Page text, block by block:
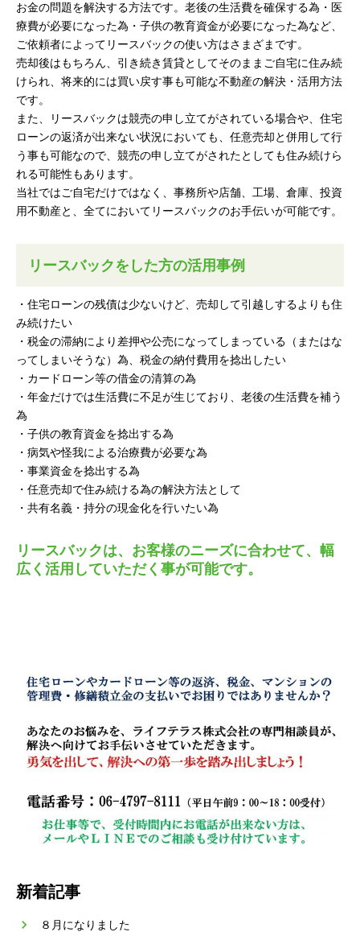
お金の問題を解決する方法です。老後の生活費を確保する為・医
療費が必要になった為・子供の教育資金が必要になった為など、
ご依頼者によってリースバックの使い方はさまざまです。
売却後はもちろん、引き続き賃貸としてそのままご自宅に住み続
けられ、将来的には買い戻す事も可能な不動産の解決・活用方法
です。
また、リースバックは競売の申し立てがされている場合や、住宅
ローンの返済が出来ない状況においても、任意売却と併用して行
う事も可能なので、競売の申し立てがされたとしても住み続けら
れる可能性もあります。
当社ではご自宅だけではなく、事務所や店舗、工場、倉庫、投資
用不動産と、全てにおいてリースバックのお手伝いが可能です。
リースバックをした方の活用事例
・住宅ローンの残債は少ないけど、売却して引越しするよりも住
み続けたい
・税金の滞納により差押や公売になってしまっている（またはな
ってしまいそうな）為、税金の納付費用を捻出したい
・カードローン等の借金の清算の為
・年金だけでは生活費に不足が生じており、老後の生活費を補う
為
・子供の教育資金を捻出する為
・病気や怪我による治療費が必要な為
・事業資金を捻出する為
・任意売却で住み続ける為の解決方法として
・共有名義・持分の現金化を行いたい為
リースバックは、お客様のニーズに合わせて、幅
広く活用していただく事が可能です。
新着記事
keyboard_arrow_right ８月になりました